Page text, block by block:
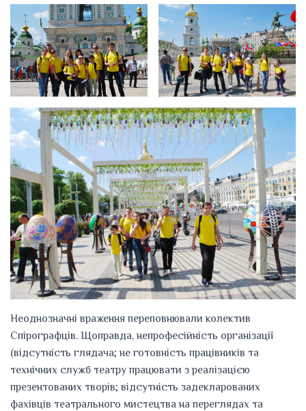
Неоднозначні враження переповнювали колектив
Спірографців. Щоправда, непрофесійність організації
(відсутність глядача; не готовність працівників та
технічних служб театру працювати з реалізацією
презентованих творів; відсутність задекларованих
фахівців театрального мистецтва на переглядах та